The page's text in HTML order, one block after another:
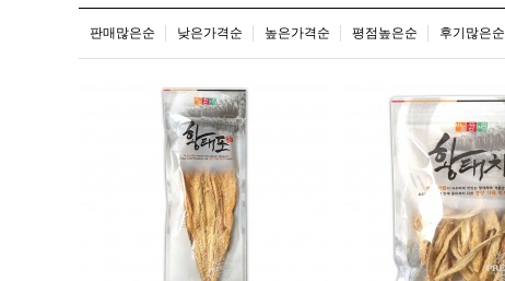
판매많은순 낮은가격순 높은가격순 평점높은순 후기많은순